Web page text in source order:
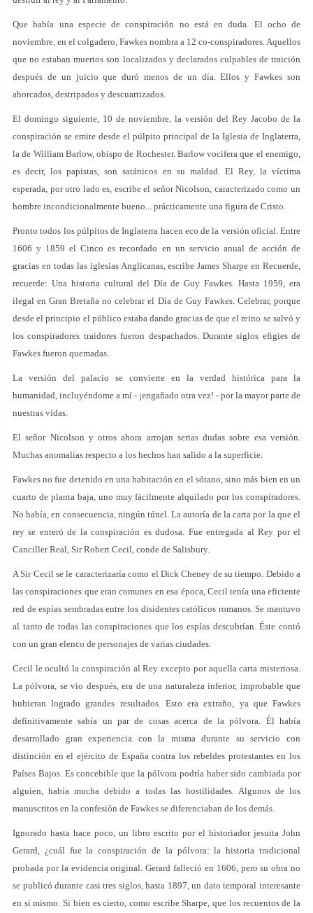
Que había una especie de conspiración no está en duda. El ocho de
noviembre, en el colgadero, Fawkes nombra a 12 co-conspiradores. Aquellos
que no estaban muertos son localizados y declarados culpables de traición
después de un juicio que duró menos de un día. Ellos y Fawkes son
ahorcados, destripados y descuartizados.
El domingo siguiente, 10 de noviembre, la versión del Rey Jacobo de la
conspiración se emite desde el púlpito principal de la Iglesia de Inglaterra,
la de William Barlow, obispo de Rochester. Barlow vocifera que el enemigo,
es decir, los papistas, son satánicos en su maldad. El Rey, la víctima
esperada, por otro lado es, escribe el señor Nicolson, caracterizado como un
hombre incondicionalmente bueno... prácticamente una figura de Cristo.
Pronto todos los púlpitos de Inglaterra hacen eco de la versión oficial. Entre
1606 y 1859 el Cinco es recordado en un servicio anual de acción de
gracias en todas las iglesias Anglicanas, escribe James Sharpe en Recuerde,
recuerde: Una historia cultural del Día de Guy Fawkes. Hasta 1959, era
ilegal en Gran Bretaña no celebrar el Día de Guy Fawkes. Celebrar, porque
desde el principio el público estaba dando gracias de que el reino se salvó y
los conspiradores traidores fueron despachados. Durante siglos efigies de
Fawkes fueron quemadas.
La versión del palacio se convierte en la verdad histórica para la
humanidad, incluyéndome a mí - ¡engañado otra vez! - por la mayor parte de
nuestras vidas.
El señor Nicolson y otros ahora arrojan serias dudas sobre esa versión.
Muchas anomalías respecto a los hechos han salido a la superficie.
Fawkes no fue detenido en una habitación en el sótano, sino más bien en un
cuarto de planta baja, uno muy fácilmente alquilado por los conspiradores.
No había, en consecuencia, ningún túnel. La autoría de la carta por la que el
rey se enteró de la conspiración es dudosa. Fue entregada al Rey por el
Canciller Real, Sir Robert Cecil, conde de Salisbury.
A Sir Cecil se le caracterizaría como el Dick Cheney de su tiempo. Debido a
las conspiraciones que eran comunes en esa época, Cecil tenía una eficiente
red de espías sembradas entre los disidentes católicos romanos. Se mantuvo
al tanto de todas las conspiraciones que los espías descubrían. Éste contó
con un gran elenco de personajes de varias ciudades.
Cecil le ocultó la conspiración al Rey excepto por aquella carta misteriosa.
La pólvora, se vio después, era de una naturaleza inferior, improbable que
hubieran logrado grandes resultados. Esto era extraño, ya que Fawkes
definitivamente sabía un par de cosas acerca de la pólvora. Él había
desarrollado gran experiencia con la misma durante su servicio con
distinción en el ejército de España contra los rebeldes protestantes en los
Países Bajos. Es concebible que la pólvora podría haber sido cambiada por
alguien, había mucha debido a todas las hostilidades. Algunos de los
manuscritos en la confesión de Fawkes se diferenciaban de los demás.
Ignorado hasta hace poco, un libro escrito por el historiador jesuita John
Gerard, ¿cuál fue la conspiración de la pólvora: la historia tradicional
probada por la evidencia original. Gerard falleció en 1606, pero su obra no
se publicó durante casi tres siglos, hasta 1897, un dato temporal interesante
en sí mismo. Si bien es cierto, como escribe Sharpe, que los recuentos de la